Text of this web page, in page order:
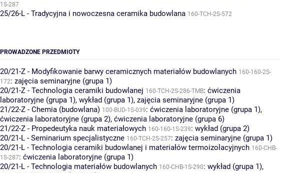
1S-287
25/26-L - Tradycyjna i nowoczesna ceramika budowlana 160-TCH-2S-572
PROWADZONE PRZEDMIOTY
20/21-Z - Modyfikowanie barwy ceramicznych materiałów budowlanych 160-160-2S-
172: zajęcia seminaryjne (grupa 1)
20/21-Z - Technologia ceramiki budowlanej 160-TCH-2S-286-TMB: ćwiczenia
laboratoryjne (grupa 1), wykład (grupa 1), zajęcia seminaryjne (grupa 1)
21/22-Z - Chemia (budowlana) 100-BUD-1S-039: ćwiczenia laboratoryjne (grupa 1),
ćwiczenia laboratoryjne (grupa 2), ćwiczenia laboratoryjne (grupa 6)
21/22-Z - Propedeutyka nauk materiałowych 160-160-1S-239: wykład (grupa 2)
20/21-L - Seminarium specjalistyczne 160-TCH-2S-257: zajęcia seminaryjne (grupa 1)
20/21-L - Technologia ceramiki budowlanej i materiałów termoizolacyjnych 160-CHB-
1S-287: ćwiczenia laboratoryjne (grupa 1)
20/21-L - Technologia materiałów budowlanych 160-CHB-1S-290: wykład (grupa 1),